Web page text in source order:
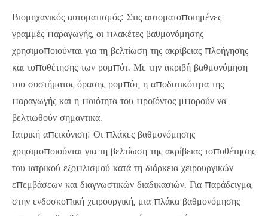
Βιομηχανικός αυτοματισμός: Στις αυτοματοποιημένες
γραμμές παραγωγής, οι πλακέτες βαθμονόμησης
χρησιμοποιούνται για τη βελτίωση της ακρίβειας πλοήγησης
και τοποθέτησης των ρομπότ. Με την ακριβή βαθμονόμηση
του συστήματος όρασης ρομπότ, η αποδοτικότητα της
παραγωγής και η ποιότητα του προϊόντος μπορούν να
βελτιωθούν σημαντικά.
Ιατρική απεικόνιση: Οι πλάκες βαθμονόμησης
χρησιμοποιούνται για τη βελτίωση της ακρίβειας τοποθέτησης
του ιατρικού εξοπλισμού κατά τη διάρκεια χειρουργικών
επεμβάσεων και διαγνωστικών διαδικασιών. Για παράδειγμα,
στην ενδοσκοπική χειρουργική, μια πλάκα βαθμονόμησης